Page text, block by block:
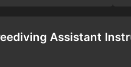
Assistant